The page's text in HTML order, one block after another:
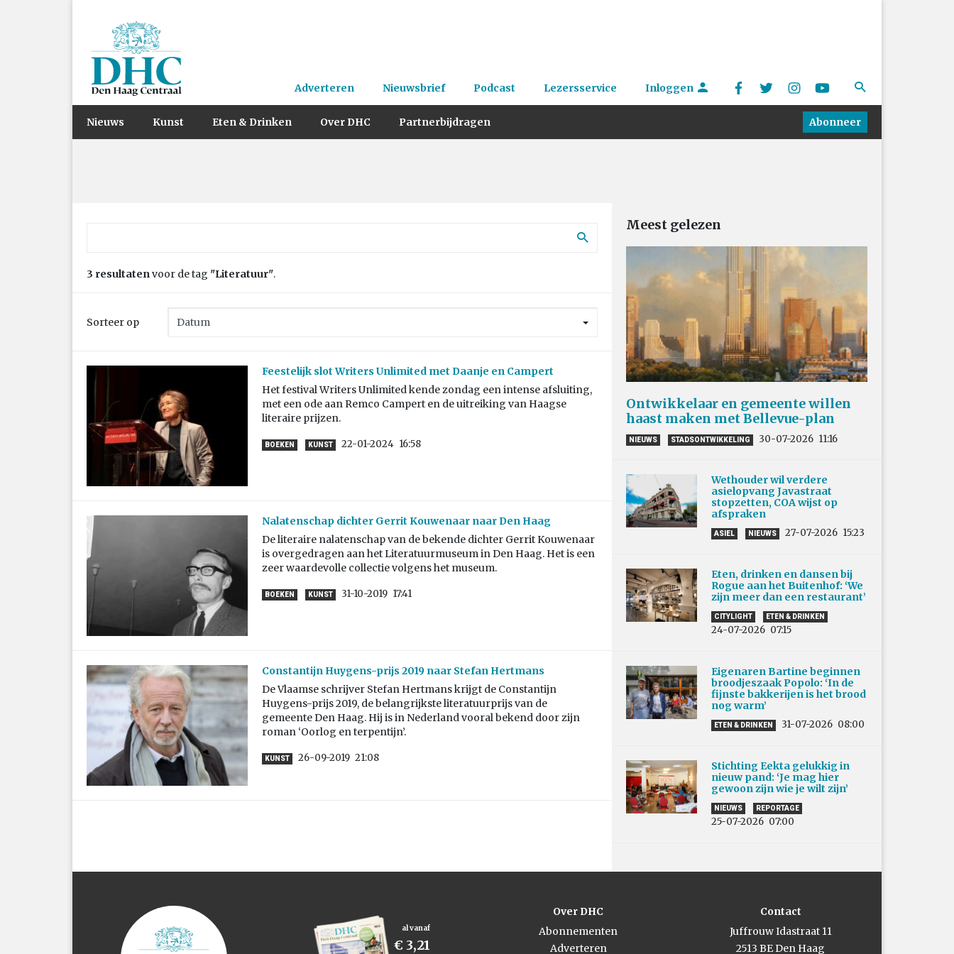
Adverteren Nieuwsbrief Podcast Lezersservice Inloggen
Nieuws Kunst Eten & Drinken Over DHC Partnerbijdragen Abonneer
3 resultatenvoor de tag "Literatuur".
Sorteer op
Feestelijk slot Writers Unlimited met Daanje en Campert
Het festival Writers Unlimited kende zondag een intense afsluiting,
met een ode aan Remco Campert en de uitreiking van Haagse
literaire prijzen.
BOEKEN KUNST 22-01-2024 16:58
Nalatenschap dichter Gerrit Kouwenaar naar Den Haag
De literaire nalatenschap van de bekende dichter Gerrit Kouwenaar
is overgedragen aan het Literatuurmuseum in Den Haag. Het is een
zeer waardevolle collectie volgens het museum.
BOEKEN KUNST 31-10-2019 17:41
Constantijn Huygens-prijs 2019 naar Stefan Hertmans
De Vlaamse schrijver Stefan Hertmans krijgt de Constantijn
Huygens-prijs 2019, de belangrijkste literatuurprijs van de
gemeente Den Haag. Hij is in Nederland vooral bekend door zijn
roman ‘Oorlog en terpentijn’.
KUNST 26-09-2019 21:08
Meest gelezen
Ontwikkelaar en gemeente willen
haast maken met Bellevue-plan
NIEUWS STADSONTWIKKELING 30-07-2026 11:16
Wethouder wil verdere
asielopvang Javastraat
stopzetten, COA wijst op
afspraken
ASIEL NIEUWS 27-07-2026 15:23
Eten, drinken en dansen bij
Rogue aan het Buitenhof: ‘We
zijn meer dan een restaurant’
CITYLIGHT ETEN & DRINKEN
24-07-2026 07:15
Eigenaren Bartine beginnen
broodjeszaak Popolo: ‘In de
fijnste bakkerijen is het brood
nog warm’
ETEN & DRINKEN 31-07-2026 08:00
Stichting Eekta gelukkig in
nieuw pand: ‘Je mag hier
gewoon zijn wie je wilt zijn’
NIEUWS REPORTAGE
25-07-2026 07:00
al vanaf
€ 3,21
Over DHC
Abonnementen
Adverteren
Contact
Juffrouw Idastraat 11
2513 BE Den Haag